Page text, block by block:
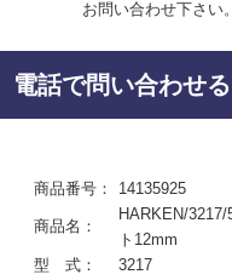
お問い合わせ下さい
電話で問い合わせ
商品番号： 14135925
商品名：
HARKEN/
ト12mm
型 式：
3217